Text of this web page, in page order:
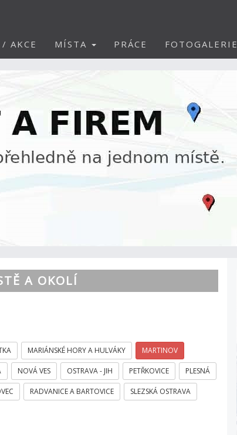
AKCE MÍSTA PRÁCE FOTOGALERIE
A OKOLÍ
MARIÁNSKÉ HORY A HULVÁKY MARTINOV
NOVÁ VES OSTRAVA - JIH PETŘKOVICE PLESNÁ
RADVANICE A BARTOVICE SLEZSKÁ OSTRAVA